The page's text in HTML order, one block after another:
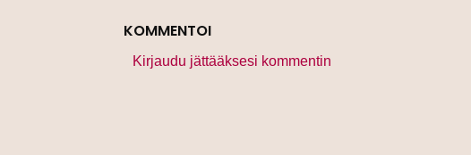
KOMMENTOI
Kirjaudu jättääksesi kommentin